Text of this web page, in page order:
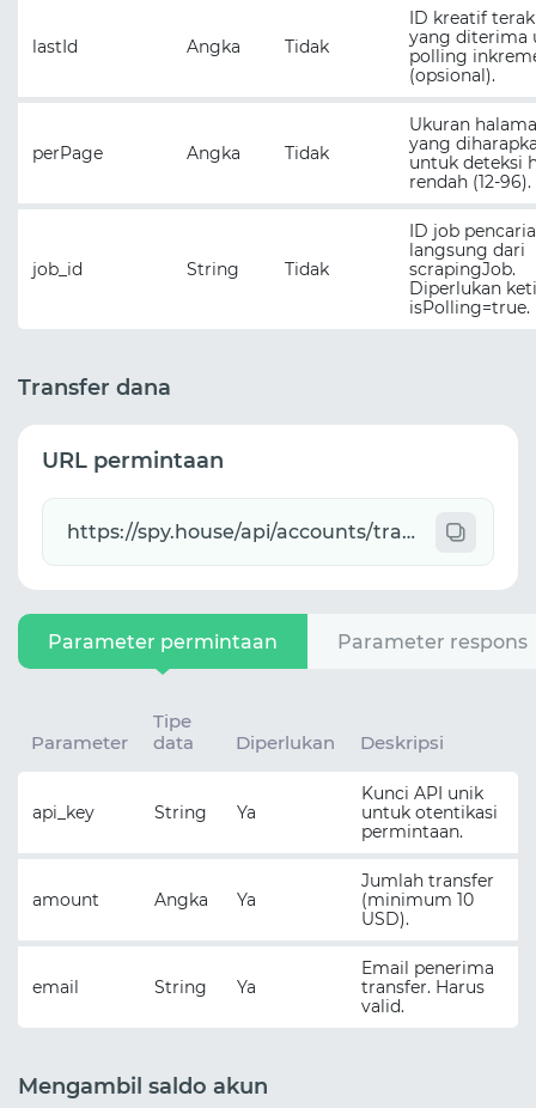
lastId Angka Tidak
ID kreatif
yang diterima
polling
(opsional).
perPage Angka Tidak
Ukuran
yang
untuk deteksi
rendah (12-96).
job_id String Tidak
ID job
langsung dari
scrapingJob.
Diperlukan
isPolling=true.
Transfer dana
URL permintaan
Parameter permintaan Parameter respons
Parameter
Tipe
data
Diperlukan Deskripsi
api_key String Ya
Kunci API unik
untuk otentikasi
permintaan.
amount Angka Ya
Jumlah transfer
(minimum 10
USD).
email String Ya
Email penerima
transfer. Harus
valid.
Mengambil saldo akun